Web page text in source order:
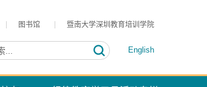
图书馆 暨南大学深圳教育培训学院
English